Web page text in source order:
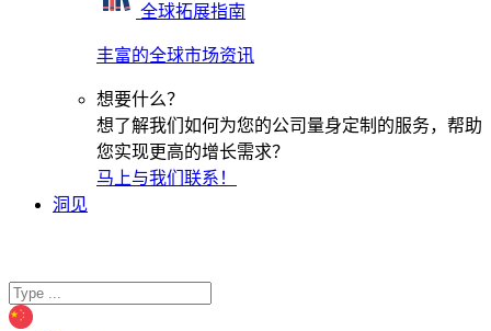
全球拓展指南
丰富的全球市场资讯
想要什么？
想了解我们如何为您的公司量身定制的服务，帮助
您实现更高的增长需求？
马上与我们联系！
洞见